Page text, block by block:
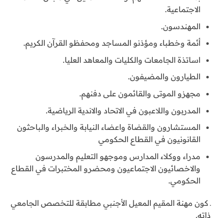
الاجتماعية.
المهندسون.
أئمة وخطباء ومؤذنو المساجد ومحفظو القرآن الكريم.
اساتذة الجامعات والكليات والمعاهد العليا.
الطيارون والمضيفون.
مجهزو الموتى والقائمون على دفنهم.
المدربون واللاعبون في الاتحاد والاندية الرياضية.
المستشارون والقضاة واعضاء النيابة والخبراء والباحثون
القانونيون في القطاع الحكومي
مدراء ووكلاء المدارس وموجهو التعليم والمدرسون
والاخصائيون الاجتماعيون ومحضرو المختبرات في القطاع
الحكومي.
ـ كون مهنة المقيم المعيل الأجنبي مطابقة للتخصص الجامعي
ذاته.